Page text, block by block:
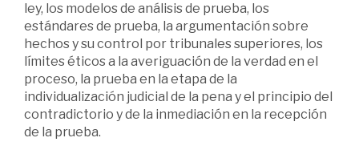
ley, los modelos de análisis de prueba, los
estándares de prueba, la argumentación sobre
hechos y su control por tribunales superiores, los
límites éticos a la averiguación de la verdad en el
proceso, la prueba en la etapa de la
individualización judicial de la pena y el principio del
contradictorio y de la inmediación en la recepción
de la prueba.